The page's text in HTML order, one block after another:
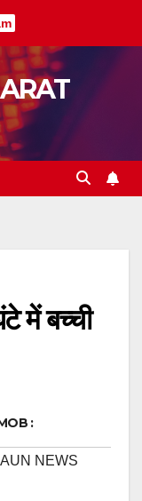
में बच्ची
:
NEWS